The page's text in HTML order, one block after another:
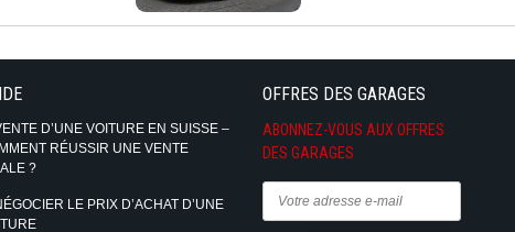
D’UNE VOITURE EN SUISSE –
RÉUSSIR UNE VENTE
?
LE PRIX D’ACHAT D’UNE
OFFRES DES GARAGES
ABONNEZ-VOUS AUX OFFRES
DES GARAGES